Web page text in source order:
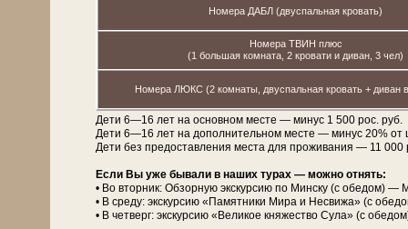
Номера ДАБЛ (двуспальная кровать)
Номера ТВИН плюс
(1 большая комната, 2 кровати и диван, 3 чел)
Номера ЛЮКС (2 комнаты, двуспальная кровать + диван в
Дети 6—16 лет на основном месте — минус 1 500 рос. руб.
Дети 6—16 лет на дополнительном месте — минус 20% от
Дети без предоставления места для проживания — 11 000
Если Вы уже бывали в наших турах — можно отнять:
• Во вторник: Обзорную экскурсию по Минску (с обедом)
• В среду: экскурсию «Памятники Мира и Несвижа» (с
• В четверг: экскурсию «Великое княжество Сула» (с